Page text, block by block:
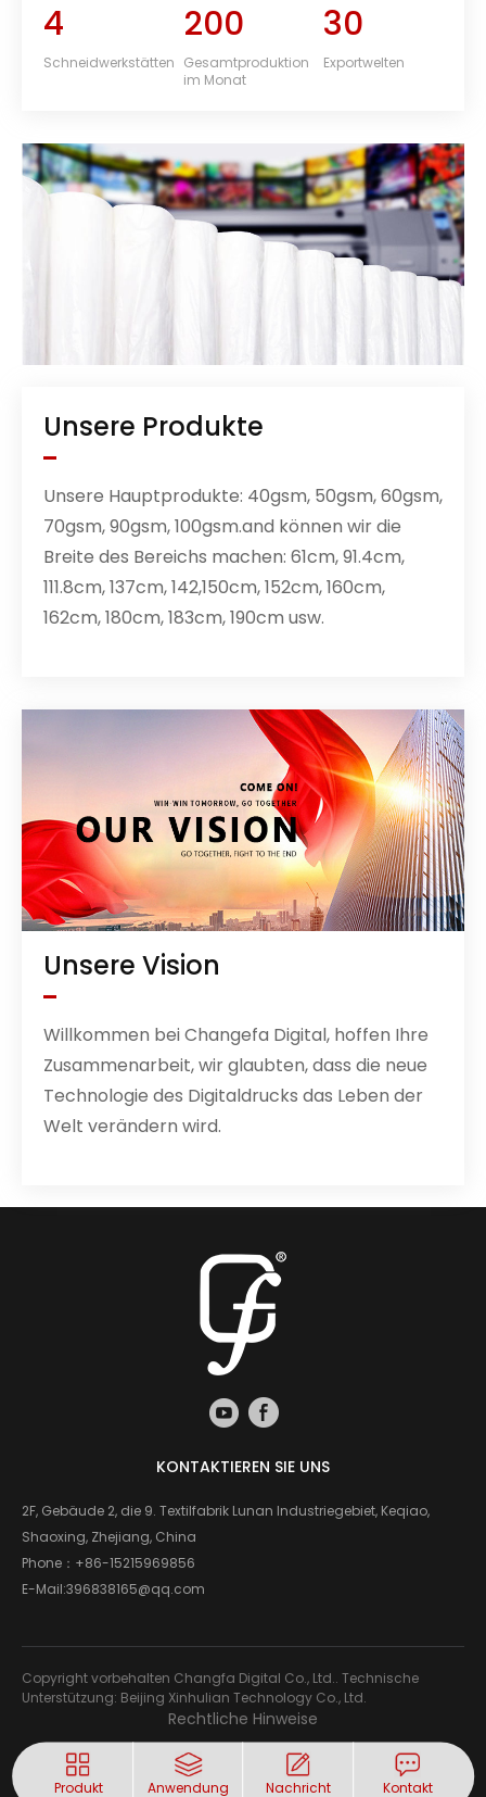
Beschichtungslinie für
Sublimationspapierproduktion täglich aus
Deutschland. Der Gesamtproduktionswert
30 Container pro Monat an alle Welten
exportieren.
4
Schneidwerkstätten
200
Gesamtproduktion
im Monat
30
Exportwelten
Unsere Produkte
Unsere Hauptprodukte: 40gsm, 50gsm, 60gsm,
70gsm, 90gsm, 100gsm.and können wir die
Breite des Bereichs machen: 61cm, 91.4cm,
111.8cm, 137cm, 142,150cm, 152cm, 160cm,
162cm, 180cm, 183cm, 190cm usw.
Unsere Vision
Willkommen bei Changefa Digital, hoffen Ihre
Zusammenarbeit, wir glaubten, dass die neue
Technologie des Digitaldrucks das Leben der
Welt verändern wird.
KONTAKTIEREN SIE UNS
2F, Gebäude 2, die 9. Textilfabrik Lunan Industriegebiet, Keqiao,
Shaoxing, Zhejiang, China
Phone： +86-15215969856
E-Mail:396838165@qq.com
Copyright vorbehalten Changfa Digital Co., Ltd.. Technische
Unterstützung: Beijing Xinhulian Technology Co., Ltd.
Rechtliche Hinweise
Produkt Anwendung Nachricht Kontakt